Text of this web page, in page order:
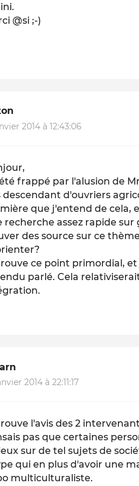
@si ;-)
2014 à 12:43:06
frappé par l'alusion de
descendant d'ouvriers
que j'entend de cela,
recherche assez rapide
des source sur ce
ce point primordial, et
parlé. Cela
2014 à 22:11:17
l'avis des 2
pas que certaines
sur de tel sujets de
qui en plus d'avoir une
multiculturaliste.